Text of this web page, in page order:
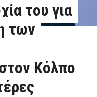
του για
των
Κόλπο